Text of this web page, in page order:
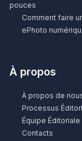
pouces
Comment faire
ePhoto
À propos
À propos de
Processus
Équipe Éditoriale
Contacts